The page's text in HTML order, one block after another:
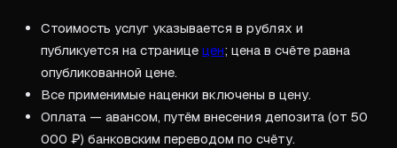
Стоимость услуг указывается в рублях и
публикуется на странице цен; цена в счёте равна
опубликованной цене.
Все применимые наценки включены в цену.
Оплата — авансом, путём внесения депозита (от 50
000 ₽) банковским переводом по счёту.